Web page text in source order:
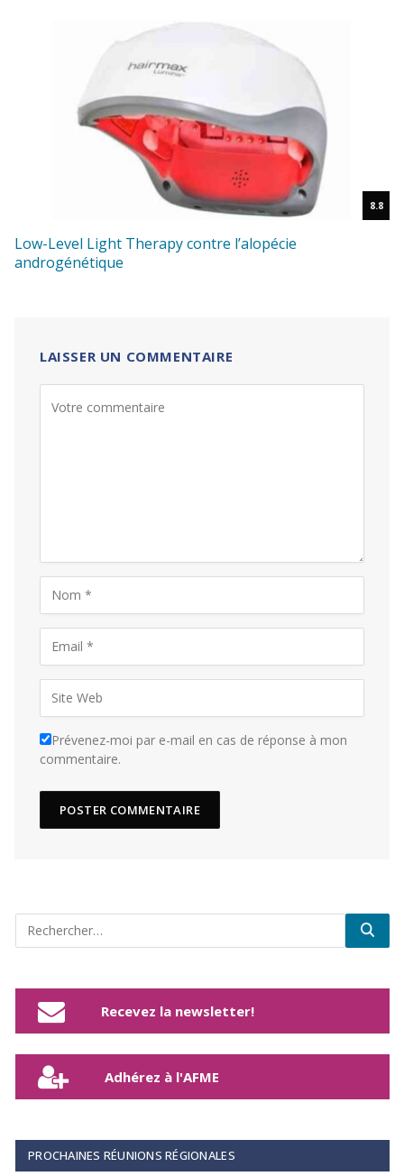
8.8
Low-Level Light Therapy contre l’alopécie
androgénétique
LAISSER UN COMMENTAIRE
Prévenez-moi par e-mail en cas de réponse à mon
commentaire.
Recevez la newsletter!
Adhérez à l'AFME
PROCHAINES RÉUNIONS RÉGIONALES